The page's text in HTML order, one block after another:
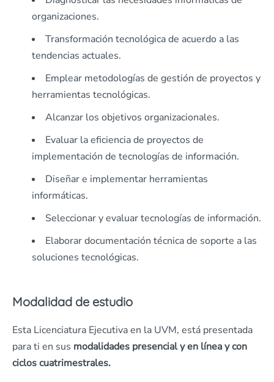
organizaciones.
Transformación tecnológica de acuerdo a las
tendencias actuales.
Emplear metodologías de gestión de proyectos y
herramientas tecnológicas.
Alcanzar los objetivos organizacionales.
Evaluar la eficiencia de proyectos de
implementación de tecnologías de información.
Diseñar e implementar herramientas
informáticas.
Seleccionar y evaluar tecnologías de información.
Elaborar documentación técnica de soporte a las
soluciones tecnológicas.
Modalidad de estudio
Esta Licenciatura Ejecutiva en la UVM, está presentada
para ti en sus modalidades presencial y en línea y con
ciclos cuatrimestrales.